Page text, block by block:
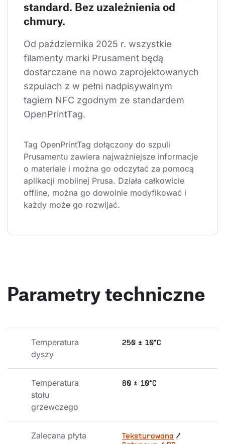
standard. Bez uzależnienia od
chmury.
Od października 2025 r. wszystkie
filamenty marki Prusament będą
dostarczane na nowo zaprojektowanych
szpulach z w pełni nadpisywalnym
tagiem NFC zgodnym ze standardem
OpenPrintTag.
Tag OpenPrintTag dołączony do szpuli
Prusamentu zawiera najważniejsze informacje
o materiale i można go odczytać za pomocą
aplikacji mobilnej Prusa. Działa całkowicie
offline, można go dowolnie modyfikować i
każdy może go rozwijać.
Parametry techniczne
Temperatura
dyszy
250 ± 10°C
Temperatura
stołu
grzewczego
80 ± 10°C
Zalecana płyta
Teksturowana /